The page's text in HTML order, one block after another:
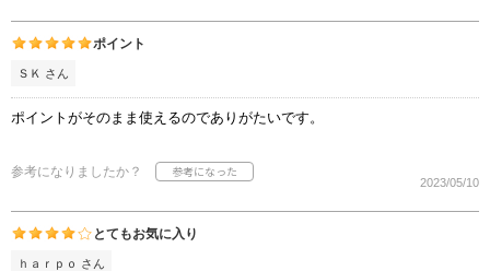
ポイント
ＳＫ さん
ポイントがそのまま使えるのでありがたいです。
参考になりましたか？
2023/05/10
とてもお気に入り
ｈａｒｐｏ さん